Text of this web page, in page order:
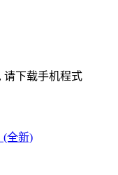
请下载手机程式
(全新)